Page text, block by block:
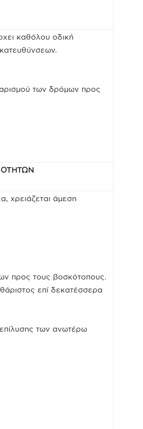
καθόλου οδική
των δρόμων προς
χρειάζεται άμεση
προς τους βοσκότοπους.
επί δεκατέσσερα
των ανωτέρω